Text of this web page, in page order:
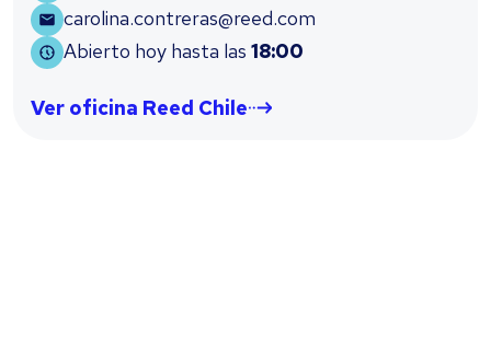
carolina.contreras@reed.com
Abierto hoy hasta las 18:00
Ver oficina Reed Chile